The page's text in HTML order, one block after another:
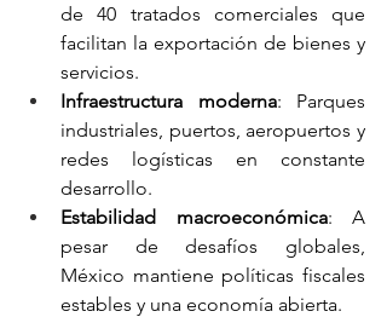
de 40 tratados comerciales que
facilitan la exportación de bienes y
servicios.
Infraestructura moderna: Parques
industriales, puertos, aeropuertos y
redes logísticas en constante
desarrollo.
Estabilidad macroeconómica: A
pesar de desafíos globales,
México mantiene políticas fiscales
estables y una economía abierta.